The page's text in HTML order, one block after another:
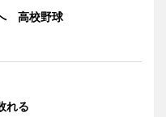
高校野球
れる